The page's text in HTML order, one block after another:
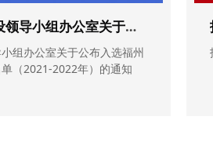
福州市社会信用体系建设领导小组办公室关于公布入选福州市第三方信用服务机构推荐名单（2021-2022年）的通知
组办公室关于公布入选福州
（2021-2022年）的通知